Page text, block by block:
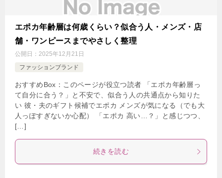
エポカ年齢層は何歳くらい？似合う人・メンズ・店
舗・ワンピースまでやさしく整理
公開日： 2025年12月21日
ファッションブランド
おすすめBox：このページが役立つ読者 「エポカ年齢層っ
て自分に合う？」と不安で、似合う人の共通点から知りた
い 彼・夫のギフト候補でエポカ メンズが気になる（でも大
人っぽすぎないか心配） 「エポカ 高い…？」と感じつつ、
[…]
続きを読む